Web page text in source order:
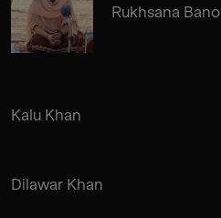
Rukhsana Bano
Kalu Khan
Dilawar Khan